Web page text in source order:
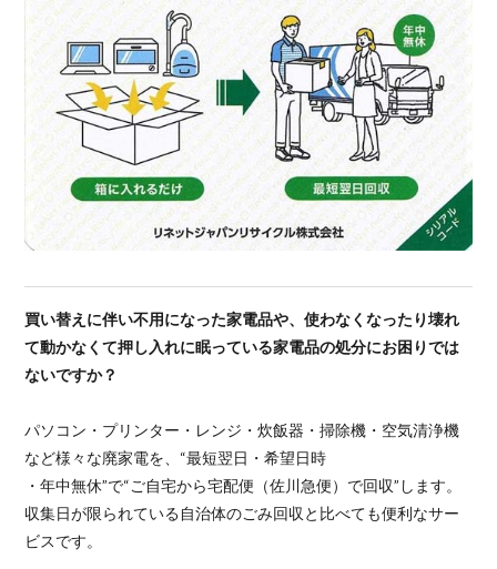
買い替えに伴い不用になった家電品や、使わなくなったり壊れ
て動かなくて押し入れに眠っている家電品の処分にお困りでは
ないですか？
パソコン・プリンター・レンジ・炊飯器・掃除機・空気清浄機
など様々な廃家電を、“最短翌日・希望日時
・年中無休”で“ご自宅から宅配便（佐川急便）で回収”します。
収集日が限られている自治体のごみ回収と比べても便利なサー
ビスです。